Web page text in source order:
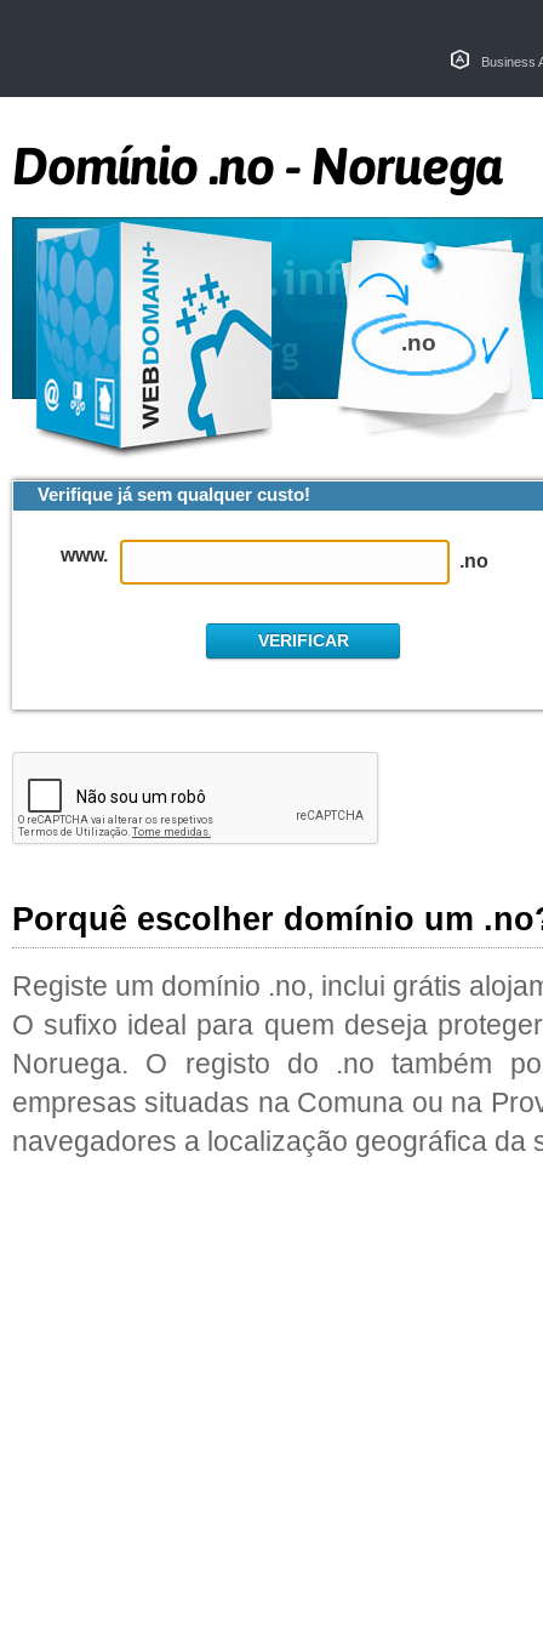
Business
Domínio .no - Noruega
.no
Verifique já sem qualquer custo!
www. .no
Porquê escolher domínio um
Registe um domínio .no, inclui grátis
O sufixo ideal para quem deseja
Noruega. O registo do .no também
empresas situadas na Comuna ou na
navegadores a localização geográfica da